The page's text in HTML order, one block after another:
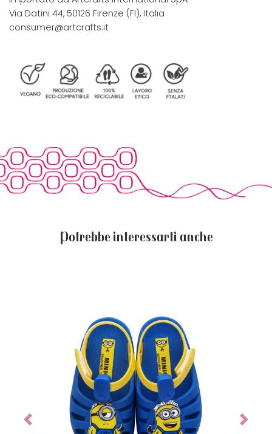
Via Datini 44, 50126 Firenze (FI), Italia
consumer@artcrafts.it
Potrebbe interessarti anche
Previous Next